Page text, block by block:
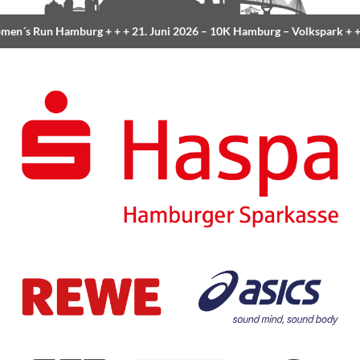
Run Hamburg+ + +21. Juni 2026 –10K Hamburg– Volkspark+ +